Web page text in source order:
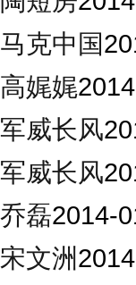
马克中国
高娓娓
军威长风
军威长风
乔磊2014-
宋文洲